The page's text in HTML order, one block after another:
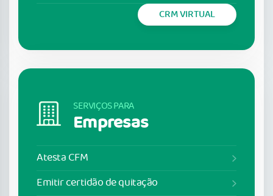
CRM VIRTUAL
SERVIÇOS PARA
Empresas
Atesta CFM
Emitir certidão de quitação